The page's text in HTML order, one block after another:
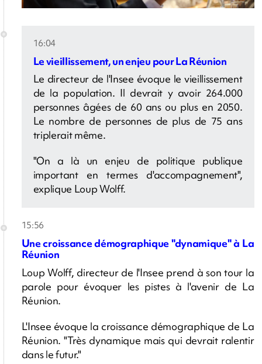
16:04
Le vieillissement, un enjeu pour La Réunion
Le directeur de l'Insee évoque le vieillissement
de la population. Il devrait y avoir 264.000
personnes âgées de 60 ans ou plus en 2050.
Le nombre de personnes de plus de 75 ans
triplerait même.
"On a là un enjeu de politique publique
important en termes d'accompagnement",
explique Loup Wolff.
15:56
Une croissance démographique "dynamique" à La
Réunion
Loup Wolff, directeur de l'Insee prend à son tour la
parole pour évoquer les pistes à l'avenir de La
Réunion.
L'Insee évoque la croissance démographique de La
Réunion. "Très dynamique mais qui devrait ralentir
dans le futur."